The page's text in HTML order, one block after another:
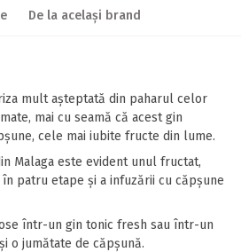
De la același brand
mult aşteptată din paharul celor
mai cu seamă că acest gin
cele mai iubite fructe din lume.
Malaga este evident unul fructat,
patru etape şi a infuzării cu căpşune
într-un gin tonic fresh sau într-un
o jumătate de căpşună.